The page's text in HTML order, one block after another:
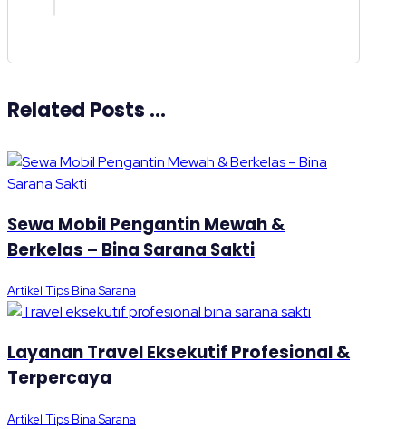
Related Posts ...
Sewa Mobil Pengantin Mewah &
Berkelas – Bina Sarana Sakti
Artikel Tips Bina Sarana
Layanan Travel Eksekutif Profesional &
Terpercaya
Artikel Tips Bina Sarana